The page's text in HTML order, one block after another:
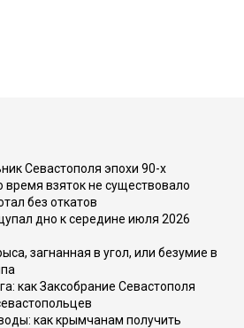
Севастополя эпохи 90-х
время взяток не существовало
без откатов
дно к середине июля 2026
загнанная в угол, или безумие в
как Заксобрание Севастополя
как крымчанам получить